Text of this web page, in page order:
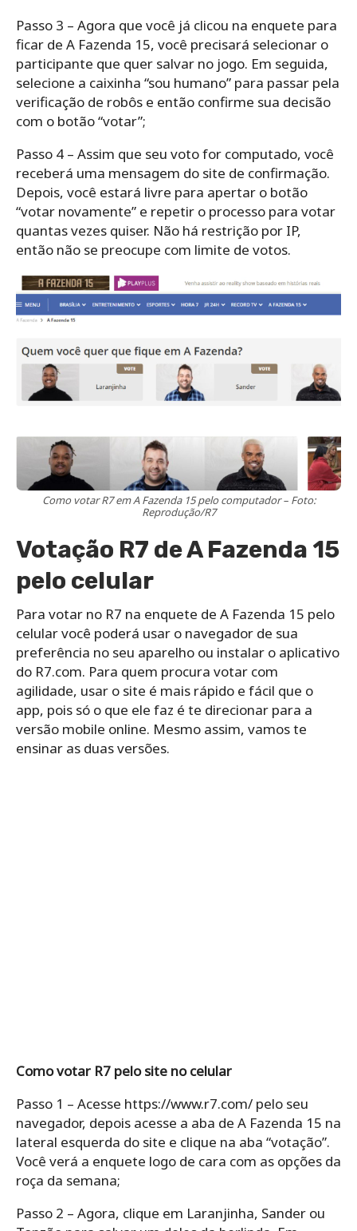
Passo 3 – Agora que você já clicou na enquete para
ficar de A Fazenda 15, você precisará selecionar o
participante que quer salvar no jogo. Em seguida,
selecione a caixinha “sou humano” para passar pela
verificação de robôs e então confirme sua decisão
com o botão “votar”;
Passo 4 – Assim que seu voto for computado, você
receberá uma mensagem do site de confirmação.
Depois, você estará livre para apertar o botão
“votar novamente” e repetir o processo para votar
quantas vezes quiser. Não há restrição por IP,
então não se preocupe com limite de votos.
Como votar R7 em A Fazenda 15 pelo computador – Foto:
Reprodução/R7
Votação R7 de A Fazenda 15
pelo celular
Para votar no R7 na enquete de A Fazenda 15 pelo
celular você poderá usar o navegador de sua
preferência no seu aparelho ou instalar o aplicativo
do R7.com. Para quem procura votar com
agilidade, usar o site é mais rápido e fácil que o
app, pois só o que ele faz é te direcionar para a
versão mobile online. Mesmo assim, vamos te
ensinar as duas versões.
Como votar R7 pelo site no celular
Passo 1 – Acesse https://www.r7.com/ pelo seu
navegador, depois acesse a aba de A Fazenda 15 na
lateral esquerda do site e clique na aba “votação”.
Você verá a enquete logo de cara com as opções da
roça da semana;
Passo 2 – Agora, clique em Laranjinha, Sander ou